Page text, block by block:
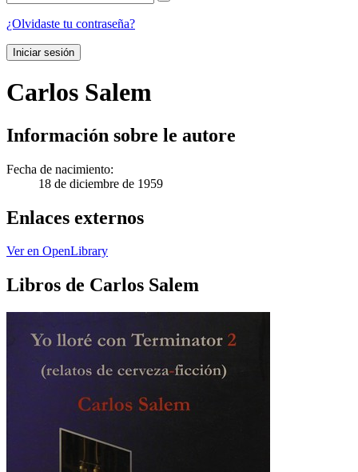
¿Olvidaste tu contraseña?
Iniciar sesión
Carlos Salem
Información sobre le autore
Fecha de nacimiento:
18 de diciembre de 1959
Enlaces externos
Ver en OpenLibrary
Libros de Carlos Salem